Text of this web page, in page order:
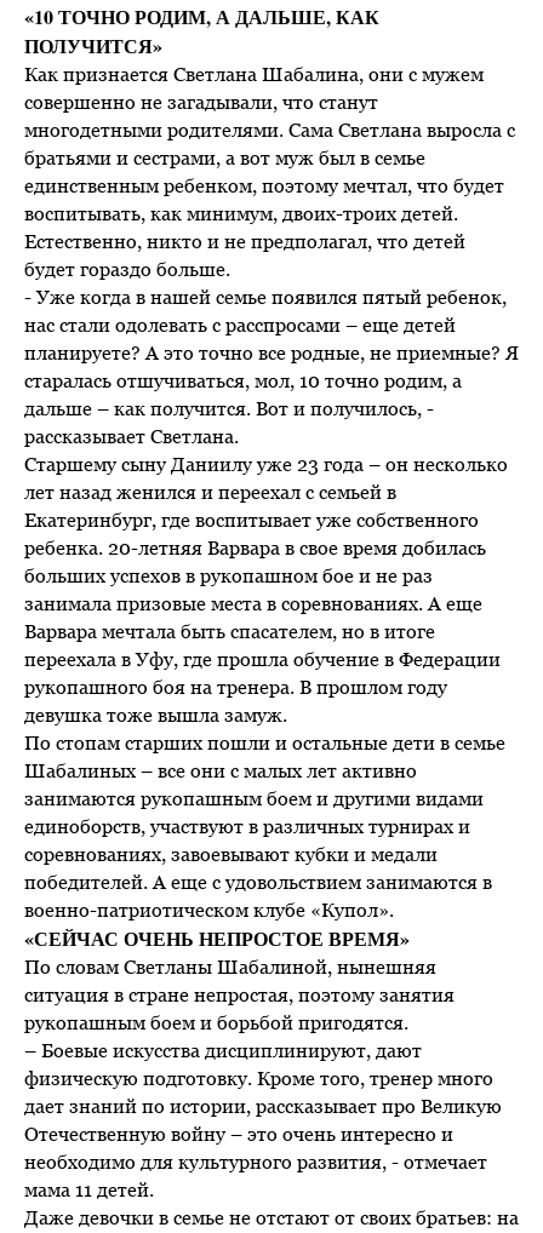
«10 ТОЧНО РОДИМ, А ДАЛЬШЕ, КАК
ПОЛУЧИТСЯ»
Как признается Светлана Шабалина, они с мужем
совершенно не загадывали, что станут
многодетными родителями. Сама Светлана выросла с
братьями и сестрами, а вот муж был в семье
единственным ребенком, поэтому мечтал, что будет
воспитывать, как минимум, двоих-троих детей.
Естественно, никто и не предполагал, что детей
будет гораздо больше.
- Уже когда в нашей семье появился пятый ребенок,
нас стали одолевать с расспросами – еще детей
планируете? А это точно все родные, не приемные? Я
старалась отшучиваться, мол, 10 точно родим, а
дальше – как получится. Вот и получилось, -
рассказывает Светлана.
Старшему сыну Даниилу уже 23 года – он несколько
лет назад женился и переехал с семьей в
Екатеринбург, где воспитывает уже собственного
ребенка. 20-летняя Варвара в свое время добилась
больших успехов в рукопашном бое и не раз
занимала призовые места в соревнованиях. А еще
Варвара мечтала быть спасателем, но в итоге
переехала в Уфу, где прошла обучение в Федерации
рукопашного боя на тренера. В прошлом году
девушка тоже вышла замуж.
По стопам старших пошли и остальные дети в семье
Шабалиных – все они с малых лет активно
занимаются рукопашным боем и другими видами
единоборств, участвуют в различных турнирах и
соревнованиях, завоевывают кубки и медали
победителей. А еще с удовольствием занимаются в
военно-патриотическом клубе «Купол».
«СЕЙЧАС ОЧЕНЬ НЕПРОСТОЕ ВРЕМЯ»
По словам Светланы Шабалиной, нынешняя
ситуация в стране непростая, поэтому занятия
рукопашным боем и борьбой пригодятся.
– Боевые искусства дисциплинируют, дают
физическую подготовку. Кроме того, тренер много
дает знаний по истории, рассказывает про Великую
Отечественную войну – это очень интересно и
необходимо для культурного развития, - отмечает
мама 11 детей.
Даже девочки в семье не отстают от своих братьев: на